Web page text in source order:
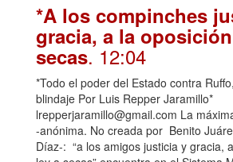
*A los compinches
gracia, a la
secas. 12:04
*Todo el poder del Estado contra
blindaje Por Luis Repper Jaramillo*
lrepperjaramillo@gmail.com La
-anónima. No creada por Benito
Díaz-: “a los amigos justicia y gracia,